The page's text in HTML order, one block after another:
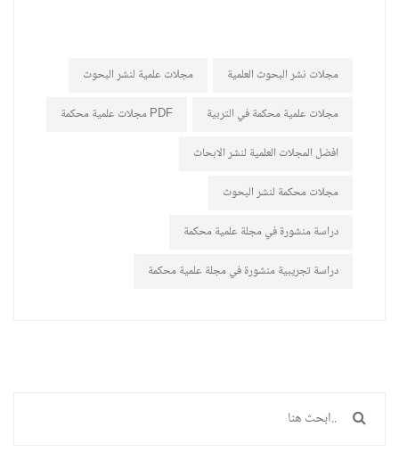
مجلات علمية لنشر البحوث
مجلات نشر البحوث العلمية
مجلات علمية محكمة PDF
مجلات علمية محكمة في التربية
افضل المجلات العلمية لنشر الابحاث
مجلات محكمة لنشر البحوث
دراسة منشورة في مجلة علمية محكمة
دراسة تجريبية منشورة في مجلة علمية محكمة